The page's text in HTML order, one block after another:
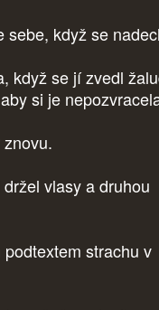
sebe, když se
když se jí zvedl
si je
vlasy a druhou
strachu v